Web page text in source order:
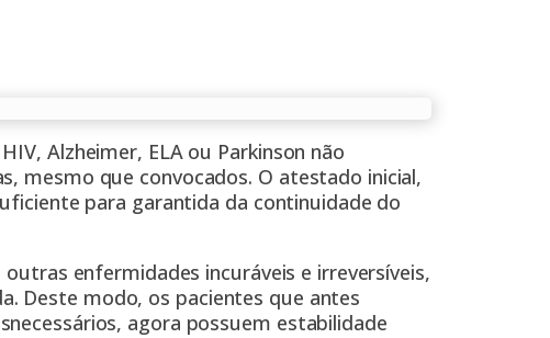
Alzheimer, ELA ou Parkinson não
mesmo que convocados. O atestado inicial,
para garantida da continuidade do
enfermidades incuráveis e irreversíveis,
Deste modo, os pacientes que antes
agora possuem estabilidade